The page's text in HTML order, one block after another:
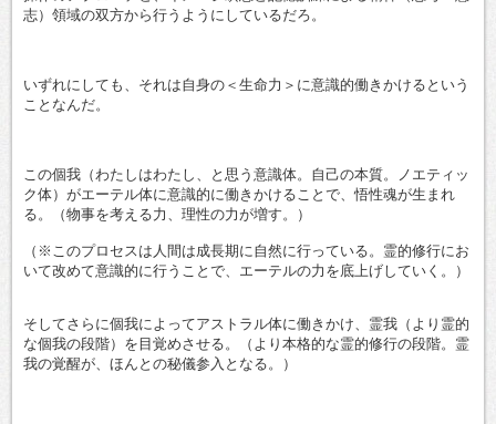
志）領域の双方から行うようにしているだろ。
いずれにしても、それは自身の＜生命力＞に意識的働きかけるという
ことなんだ。
この個我（わたしはわたし、と思う意識体。自己の本質。ノエティッ
ク体）がエーテル体に意識的に働きかけることで、悟性魂が生まれ
る。（物事を考える力、理性の力が増す。）
（※このプロセスは人間は成長期に自然に行っている。霊的修行にお
いて改めて意識的に行うことで、エーテルの力を底上げしていく。）
そしてさらに個我によってアストラル体に働きかけ、霊我（より霊的
な個我の段階）を目覚めさせる。（より本格的な霊的修行の段階。霊
我の覚醒が、ほんとの秘儀参入となる。）